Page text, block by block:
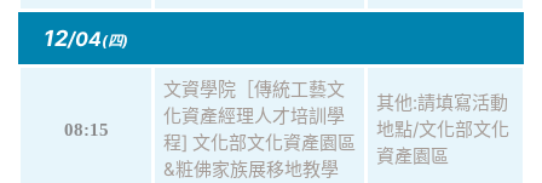
12/04(四)
08:15
文資學院［傳統工藝文
化資產經理人才培訓學
程] 文化部文化資產園區
&粧佛家族展移地教學
其他:請填寫活動
地點/文化部文化
資產園區